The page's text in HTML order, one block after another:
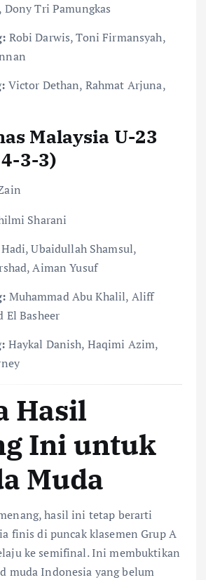
Dony Tri Pamungkas
Robi Darwis, Toni Firmansyah,
Victor Dethan, Rahmat Arjuna,
Malaysia U-23
3-3)
Sharani
Ubaidullah Shamsul,
Aiman Yusuf
Muhammad Abu Khalil, Aliff
El Basheer
Haykal Danish, Haqimi Azim,
Hasil
Ini untuk
Muda
hasil ini tetap berarti
finis di puncak klasemen Grup A
ke semifinal. Ini membuktikan
muda Indonesia yang belum